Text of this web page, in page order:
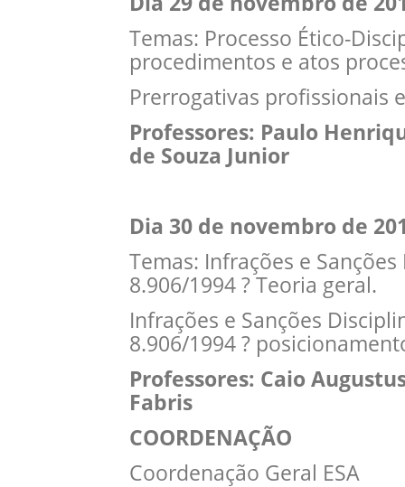
Temas: Processo Ético-
procedimentos e atos
Prerrogativas profissionais
Professores: Paulo
de Souza Junior
Dia 30 de novembro de
Temas: Infrações e
8.906/1994 ? Teoria geral.
Infrações e Sanções
8.906/1994 ?
Professores: Caio
Fabris
COORDENAÇÃO
Coordenação Geral ESA